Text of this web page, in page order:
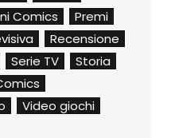
Comics
Premi
Recensione
Serie TV
Storia
Video giochi